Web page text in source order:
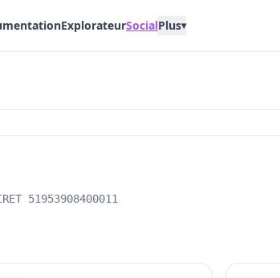
ExplorateurSocialPlus▾
51953908400011